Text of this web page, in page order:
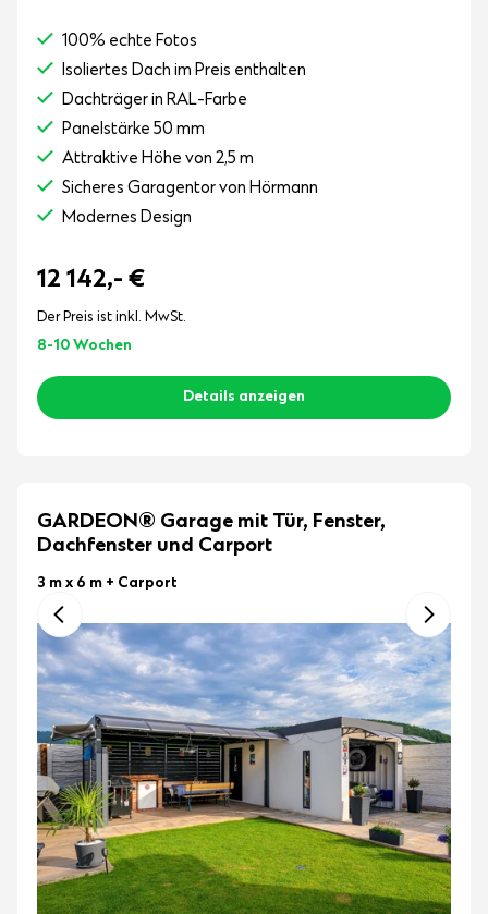
100% echte Fotos
Isoliertes Dach im Preis enthalten
Dachträger in RAL-Farbe
Panelstärke 50 mm
Attraktive Höhe von 2,5 m
Sicheres Garagentor von Hörmann
Modernes Design
12 142,- €
Der Preis ist inkl. MwSt.
8-10 Wochen
Details anzeigen
GARDEON® Garage mit Tür, Fenster,
Dachfenster und Carport
3 m x 6 m + Carport